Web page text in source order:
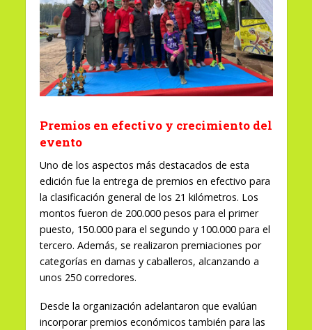
Premios en efectivo y crecimiento del
evento
Uno de los aspectos más destacados de esta
edición fue la entrega de premios en efectivo para
la clasificación general de los 21 kilómetros. Los
montos fueron de 200.000 pesos para el primer
puesto, 150.000 para el segundo y 100.000 para el
tercero. Además, se realizaron premiaciones por
categorías en damas y caballeros, alcanzando a
unos 250 corredores.
Desde la organización adelantaron que evalúan
incorporar premios económicos también para las